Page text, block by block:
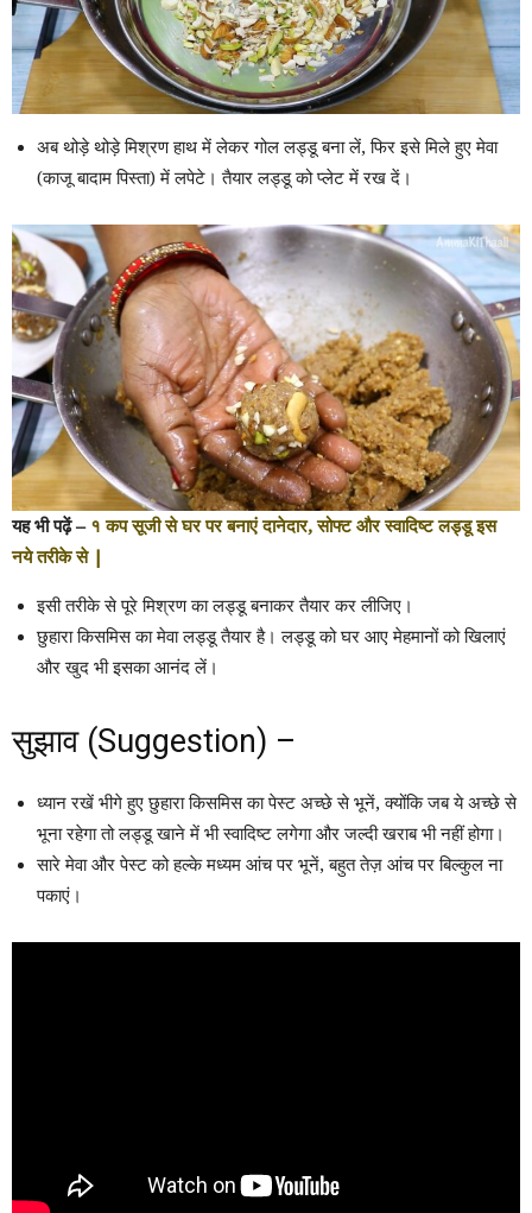
अब थोड़े थोड़े मिश्रण हाथ में लेकर गोल लड्डू बना लें, फिर इसे मिले हुए मेवा
(काजू बादाम पिस्ता) में लपेटे। तैयार लड्डू को प्लेट में रख दें।
यह भी पढ़ें – १ कप सूजी से घर पर बनाएं दानेदार​, सोफ्ट और स्वादिष्ट लड्डू इस
नये तरीके से |
इसी तरीके से पूरे मिश्रण का लड्डू बनाकर तैयार कर लीजिए।
छुहारा किसमिस का मेवा लड्डू तैयार है। लड्डू को घर आए मेहमानों को खिलाएं
और खुद भी इसका आनंद लें।
सुझाव (Suggestion) –
ध्यान रखें भीगे हुए छुहारा किसमिस का पेस्ट अच्छे से भूनें, क्योंकि जब ये अच्छे से
भूना रहेगा तो लड्डू खाने में भी स्वादिष्ट लगेगा और जल्दी खराब भी नहीं होगा।
सारे मेवा और पेस्ट को हल्के मध्यम आंच पर भूनें, बहुत तेज़ आंच पर बिल्कुल ना
पकाएं।